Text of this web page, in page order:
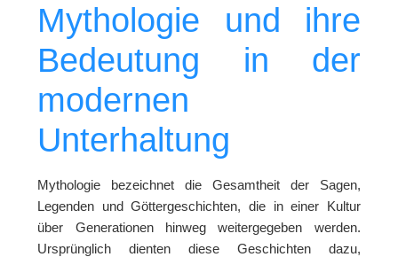
Mythologie und ihre
Bedeutung in der
modernen
Unterhaltung
Mythologie bezeichnet die Gesamtheit der Sagen,
Legenden und Göttergeschichten, die in einer Kultur
über Generationen hinweg weitergegeben werden.
Ursprünglich dienten diese Geschichten dazu,